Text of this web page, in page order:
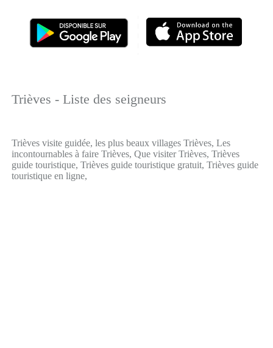
Trièves - Liste des seigneurs
Trièves visite guidée, les plus beaux villages Trièves, Les
incontournables à faire Trièves, Que visiter Trièves, Trièves
guide touristique, Trièves guide touristique gratuit, Trièves guide
touristique en ligne,